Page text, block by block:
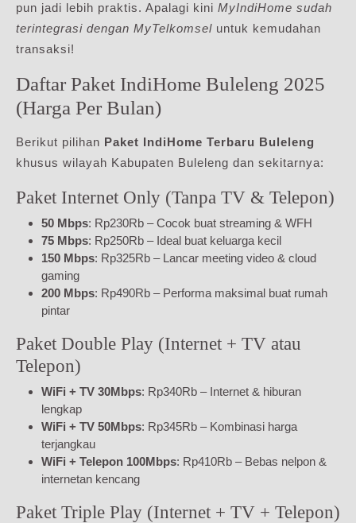
pun jadi lebih praktis. Apalagi kini MyIndiHome sudah
terintegrasi dengan MyTelkomsel untuk kemudahan
transaksi!
Daftar Paket IndiHome Buleleng 2025
(Harga Per Bulan)
Berikut pilihan Paket IndiHome Terbaru Buleleng
khusus wilayah Kabupaten Buleleng dan sekitarnya:
Paket Internet Only (Tanpa TV & Telepon)
50 Mbps: Rp230Rb – Cocok buat streaming & WFH
75 Mbps: Rp250Rb – Ideal buat keluarga kecil
150 Mbps: Rp325Rb – Lancar meeting video & cloud
gaming
200 Mbps: Rp490Rb – Performa maksimal buat rumah
pintar
Paket Double Play (Internet + TV atau
Telepon)
WiFi + TV 30Mbps: Rp340Rb – Internet & hiburan
lengkap
WiFi + TV 50Mbps: Rp345Rb – Kombinasi harga
terjangkau
WiFi + Telepon 100Mbps: Rp410Rb – Bebas nelpon &
internetan kencang
Paket Triple Play (Internet + TV + Telepon)